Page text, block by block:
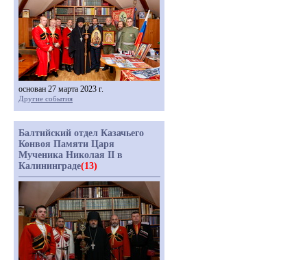
основан 27 марта 2023 г.
Другие события
Балтийский отдел Казачьего
Конвоя Памяти Царя
Мученика Николая II в
Калининграде(13)